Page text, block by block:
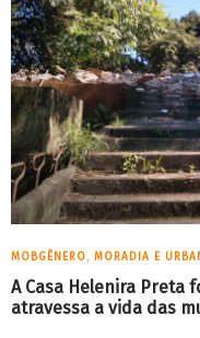
MOBGÊNERO, MORADIA E
A Casa Helenira Preta
atravessa a vida das